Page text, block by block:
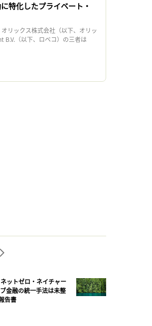
特化したプライベート・
リックス株式会社（以下、オリッ
（以下、ロベコ）の三者は
ネットゼロ・ネイチャー
金融の統一手法は未整
告書